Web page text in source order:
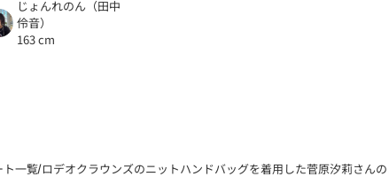
じょんれのん（田中
伶音）
163 cm
ト一覧ロデオクラウンズのニットハンドバッグを着用した菅原汐莉さんの